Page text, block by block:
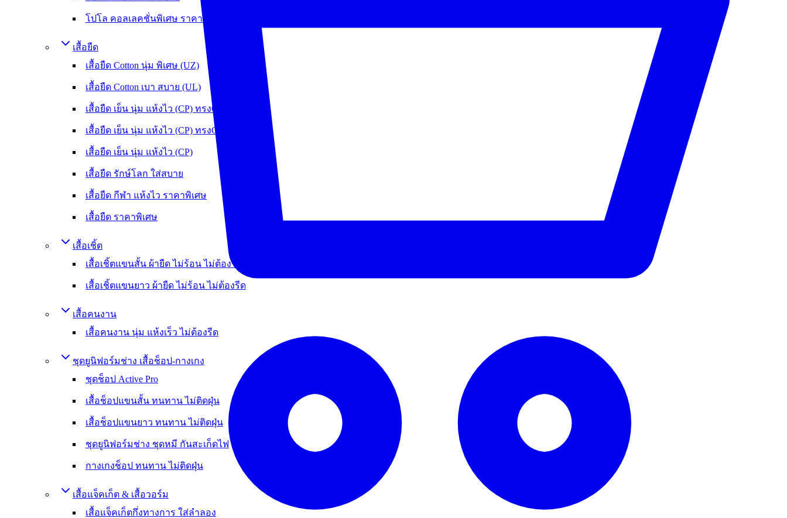
โปโล คอลเลคชั่นพิเศษ ราคาพิเศษ
เสื้อยืด
เสื้อยืด Cotton นุ่ม พิเศษ (UZ)
เสื้อยืด Cotton เบา สบาย (UL)
เสื้อยืด เย็น นุ่ม แห้งไว (CP) ทรงOversize
เสื้อยืด เย็น นุ่ม แห้งไว (CP) ทรงCrop
เสื้อยืด เย็น นุ่ม แห้งไว (CP)
เสื้อยืด รักษ์โลก ใส่สบาย
เสื้อยืด กีฬา แห้งไว ราคาพิเศษ
เสื้อยืด ราคาพิเศษ
เสื้อเชิ้ต
เสื้อเชิ้ตแขนสั้น ผ้ายืด ไม่ร้อน ไม่ต้องรีด
เสื้อเชิ้ตแขนยาว ผ้ายืด ไม่ร้อน ไม่ต้องรีด
เสื้อคนงาน
เสื้อคนงาน นุ่ม แห้งเร็ว ไม่ต้องรีด
ชุดยูนิฟอร์มช่าง เสื้อช็อป-กางเกง
ชุดช็อป Active Pro
เสื้อช็อปแขนสั้น ทนทาน ไม่ติดฝุ่น
เสื้อช็อปแขนยาว ทนทาน ไม่ติดฝุ่น
ชุดยูนิฟอร์มช่าง ชุดหมี กันสะเก็ดไฟ
กางเกงช็อป ทนทาน ไม่ติดฝุ่น
เสื้อแจ็คเก็ต & เสื้อวอร์ม
เสื้อแจ็คเก็ตกึ่งทางการ ใส่ลำลอง